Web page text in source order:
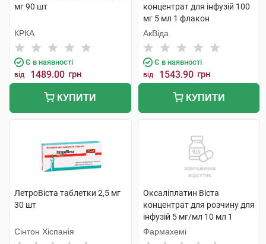
мг 90 шт
КРКА
Є в наявності
від 1489.00 грн
КУПИТИ
концентрат для інфузій 100
мг 5 мл 1 флакон
АкВіда
Є в наявності
від 1543.90 грн
КУПИТИ
ЛетроВіста таблетки 2,5 мг
30 шт
Сінтон Хіспанія
Оксаліплатин Віста
концентрат для розчину для
інфузій 5 мг/мл 10 мл 1
флакон
Фармахемі